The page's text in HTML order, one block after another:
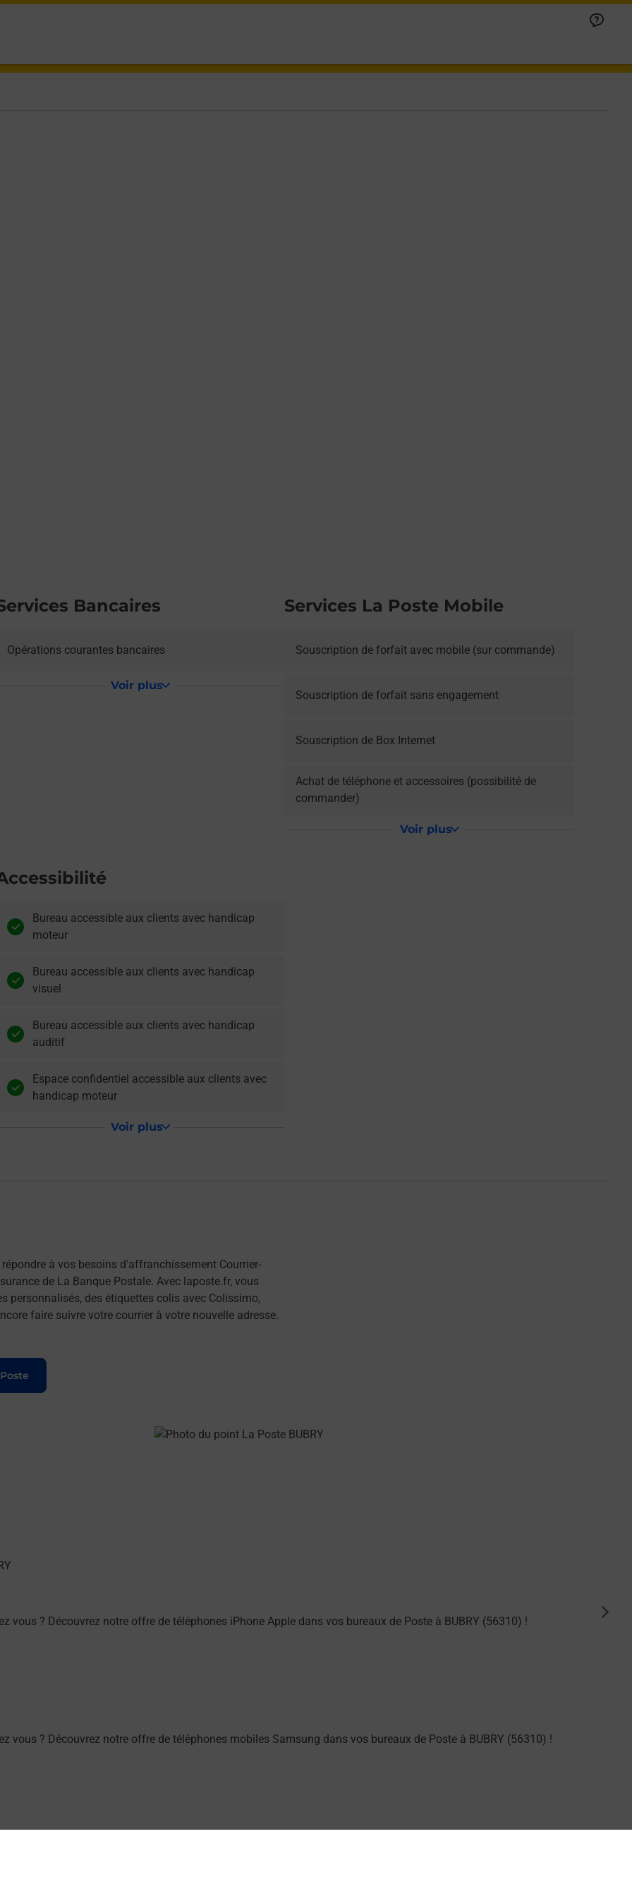
Bancaires
Opérations courantes bancaires
Voir plus
Services La Poste Mobile
Souscription de forfait avec mobile (sur commande)
Souscription de forfait sans engagement
Souscription de Box Internet
Achat de téléphone et accessoires (possibilité de
commander)
Voir plus
Bureau accessible aux clients avec handicap
moteur
Bureau accessible aux clients avec handicap
visuel
Bureau accessible aux clients avec handicap
auditif
Espace confidentiel accessible aux clients avec
handicap moteur
Voir plus
à vos besoins d'affranchissement Courrier-
de La Banque Postale. Avec laposte.fr, vous
personnalisés, des étiquettes colis avec Colissimo,
faire suivre votre courrier à votre nouvelle adresse.
vous ? Découvrez notre offre de téléphones iPhone Apple dans vos bureaux de Poste à BUBRY (56310) !
vous ? Découvrez notre offre de téléphones mobiles Samsung dans vos bureaux de Poste à BUBRY (56310) !
? Découvrez toutes les solutions proposées par La Poste.